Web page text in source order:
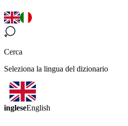
Cerca
Seleziona la lingua del dizionario
ingleseEnglish